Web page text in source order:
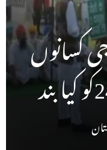
کسانوں